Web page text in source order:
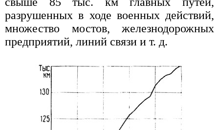
разрушенных в ходе военных действий,
множество мостов, железнодорожных
предприятий, линий связи и т. д.